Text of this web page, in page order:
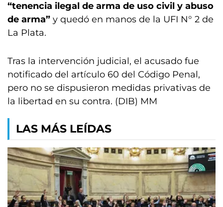
“tenencia ilegal de arma de uso civil y abuso
de arma” y quedó en manos de la UFI N° 2 de
La Plata.
Tras la intervención judicial, el acusado fue
notificado del artículo 60 del Código Penal,
pero no se dispusieron medidas privativas de
la libertad en su contra. (DIB) MM
LAS MÁS LEÍDAS